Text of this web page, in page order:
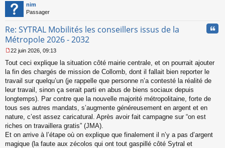
nim
Passager
Re: SYTRAL Mobilités les conseillers issus de la
Métropole 2026 - 2032
e
s
s
g
e
n
o
n
u
22 juin 2026, 09:13
Tout ceci explique la situation côté mairie centrale, et on pourrait ajouter
la fin des chargés de mission de Collomb, dont il fallait bien reporter le
travail sur quelqu’un (je rappelle que personne n’a contesté la réalité de
leur travail, sinon ça serait parti en abus de biens sociaux depuis
longtemps). Par contre que la nouvelle majorité métropolitaine, forte de
tous ses autres mandats, s’augmente généreusement en argent et en
nature, c’est assez caricatural. Après avoir fait campagne sur “on est
riches on travaillera gratis” (JMA).
Et on arrive à l’étape où on explique que finalement il n’y a pas d’argent
magique (la faute aux zécolos qui ont tout gaspillé côté Sytral et